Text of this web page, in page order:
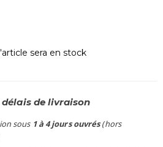
sera en stock
de livraison
sous 1 à 4 jours ouvrés(hors